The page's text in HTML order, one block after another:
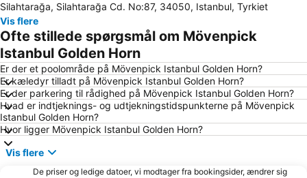
Istanbul Airport
Karakoy Limani
Den store Bazar istanbul
Galata-tårnet
Taksim Metro Station
Den blå Moske (Sultanahmet) Galata
Sirkeci Tren Gari
Aksaray Metrostation
Taksim Gezi Parki
Istiklalgaden
Uskudar
Atatürk Lufthavn Metrostation
Bakırköy
Bosphorusfloden
Hagia Sophia
Silahtarağa, Silahtarağa Cd. No:87, 34050, Istanbul, Tyrkiet
Vis flere
Ofte stillede spørgsmål om Mövenpick
Istanbul Golden Horn
Er der et poolområde på Mövenpick Istanbul Golden Horn?
Er kæledyr tilladt på Mövenpick Istanbul Golden Horn?
Er der parkering til rådighed på Mövenpick Istanbul Golden Horn?
Hvad er indtjeknings- og udtjekningstidspunkterne på Mövenpick
Istanbul Golden Horn?
Hvor ligger Mövenpick Istanbul Golden Horn?
Vis flere
De priser og ledige datoer, vi modtager fra bookingsider, ændrer sig